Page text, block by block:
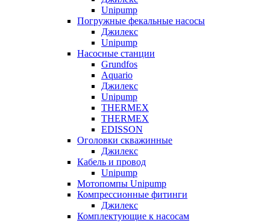
Unipump
Погружные фекальные насосы
Джилекс
Unipump
Насосные станции
Grundfos
Aquario
Джилекс
Unipump
THERMEX
THERMEX
EDISSON
Оголовки скважинные
Джилекс
Кабель и провод
Unipump
Мотопомпы Unipump
Компрессионные фитинги
Джилекс
Комплектующие к насосам